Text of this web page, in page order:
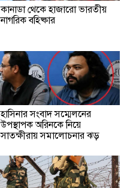
কানাডা থেকে হাজারো ভারতীয়
নাগরিক বহিষ্কার
হাসিনার সংবাদ সম্মেলনের
উপস্থাপক অরিনকে নিয়ে
সাতক্ষীরায় সমালোচনার ঝড়